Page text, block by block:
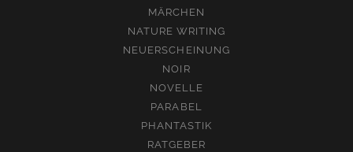
MÄRCHEN
NATURE WRITING
NEUERSCHEINUNG
NOIR
NOVELLE
PARABEL
PHANTASTIK
RATGEBER